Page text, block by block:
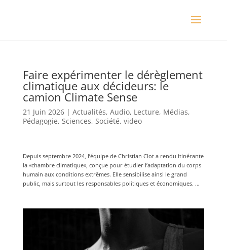
Faire expérimenter le dérèglement
climatique aux décideurs: le
camion Climate Sense
21 Juin 2026| Actualités, Audio, Lecture, Médias,
Pédagogie, Sciences, Société, video
Depuis septembre 2024, l’équipe de Christian Clot a rendu itinérante
la «chambre climatique», conçue pour étudier l’adaptation du corps
humain aux conditions extrêmes. Elle sensibilise ainsi le grand
public, mais surtout les responsables politiques et économiques. …